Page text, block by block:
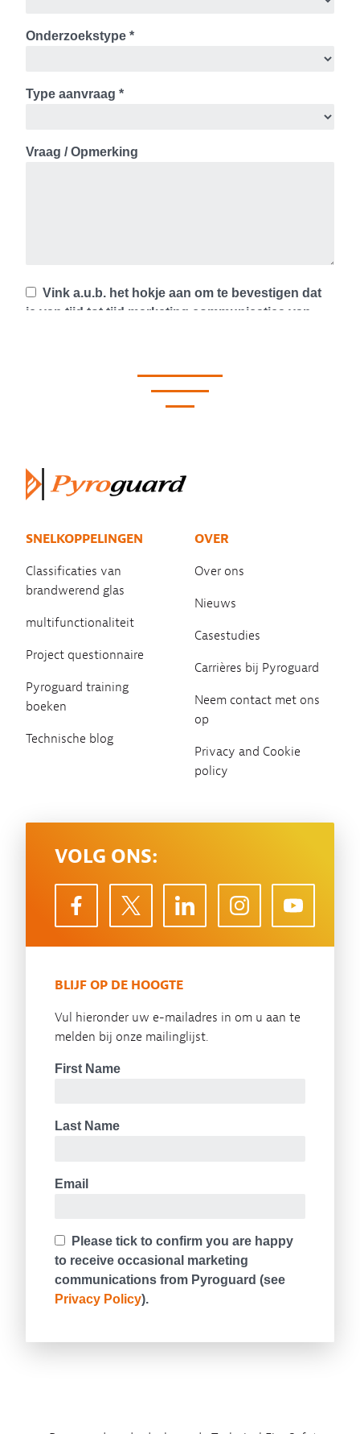
SNELKOPPELINGEN
Classificaties van
brandwerend glas
multifunctionaliteit
Project questionnaire
Pyroguard training
boeken
Technische blog
OVER
Over ons
Nieuws
Casestudies
Carrières bij Pyroguard
Neem contact met ons
op
Privacy and Cookie
policy
VOLG ONS:
BLIJF OP DE HOOGTE
Vul hieronder uw e-mailadres in om u aan te
melden bij onze mailinglijst.